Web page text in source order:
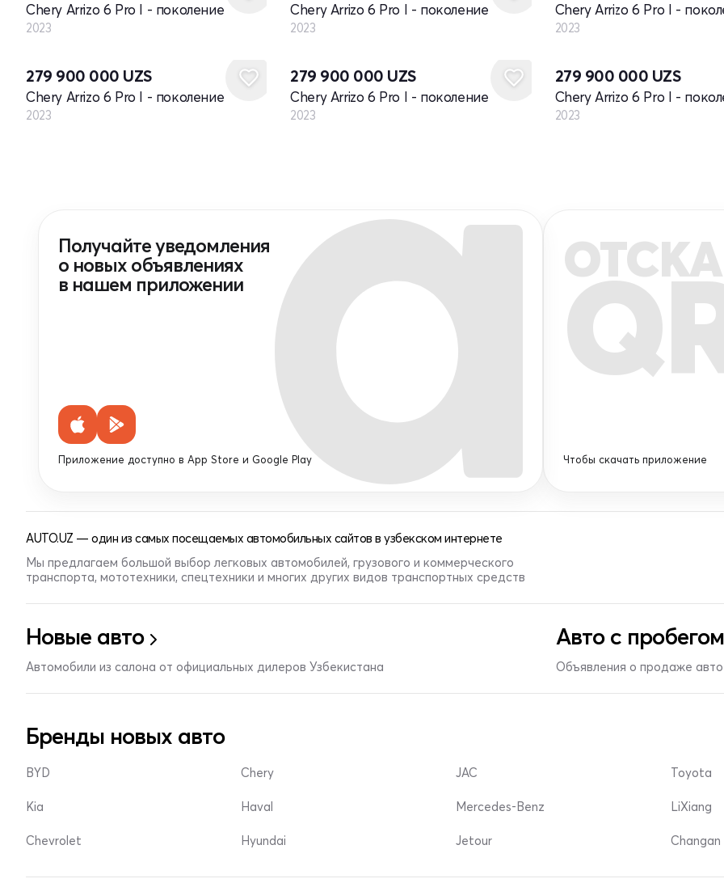
Chery Arrizo 6 Pro I - поколение
2023
Chery Arrizo 6 Pro I - поколение
2023
Chery Arrizo 6 Pro I -
2023
279 900 000 UZS
Chery Arrizo 6 Pro I - поколение
2023
279 900 000 UZS
Chery Arrizo 6 Pro I - поколение
2023
279 900 000 UZS
Chery Arrizo 6 Pro I -
2023
Получайте уведомления
о новых объявлениях
в нашем приложении
Приложение доступно в App Store и Google Play Чтобы скачать приложение
AUTO.UZ — один из самых посещаемых автомобильных сайтов в узбекском интернете
Мы предлагаем большой выбор легковых автомобилей, грузового и коммерческого
транспорта, мототехники, спецтехники и многих других видов транспортных средств
Новые авто
Автомобили из салона от официальных дилеров Узбекистана
Авто с пробегом
Объявления о продаже
Бренды новых авто
BYD
Kia
Chevrolet
Chery
Haval
Hyundai
JAC
Mercedes-Benz
Jetour
Toyota
LiXiang
Changan